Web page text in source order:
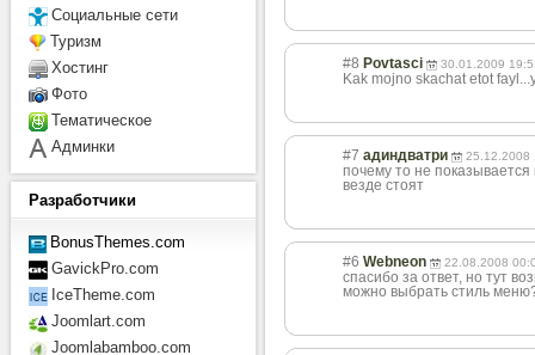
#8 Povtasci 30.01.2009
Kak mojno skachat etot
#7 адиндватри 25.12.2008
почему то не показывается
везде стоят
#6 Webneon 22.08.2008
спасибо за ответ, но тут
можно выбрать стиль
Социальные сети
Туризм
Хостинг
Фото
Тематическое
Админки
Разработчики
BonusThemes.com
GavickPro.com
IceTheme.com
Joomlart.com
Joomlabamboo.com